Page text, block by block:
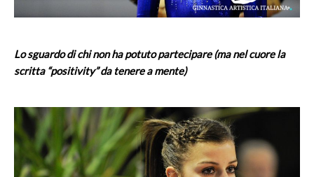
Lo sguardo di chi non ha potuto partecipare (ma nel cuore la
scritta “positivity” da tenere a mente)